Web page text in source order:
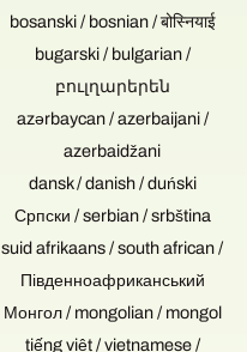
bosanski / bosnian / बोस्नियाई
bugarski / bulgarian /
բուլղարերեն
azərbaycan / azerbaijani /
azerbaidžani
dansk / danish / duński
Српски / serbian / srbština
suid afrikaans / south african /
Південноафриканський
Монгол / mongolian / mongol
tiếng việt / vietnamese /